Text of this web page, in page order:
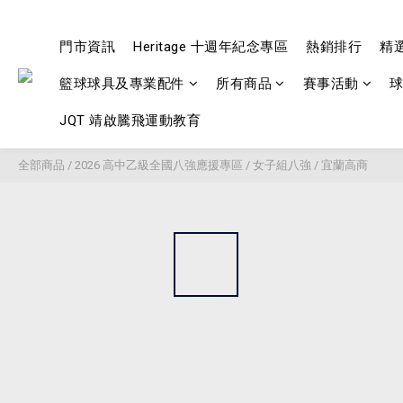
門市資訊 Heritage 十週年紀念專區 熱銷排行 精
籃球球具及專業配件 所有商品 賽事活動
JQT 靖啟騰飛運動教育
全部商品 / 2026 高中乙級全國八強應援專區 / 女子組八強 / 宜蘭高商